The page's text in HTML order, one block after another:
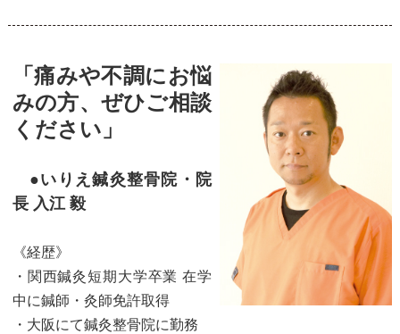
「痛みや不調にお悩
みの方、ぜひご相談
ください」
●いりえ鍼灸整骨院・院
長 入江 毅
《経歴》
・関西鍼灸短期大学卒業 在学
中に鍼師・灸師免許取得
・大阪にて鍼灸整骨院に勤務